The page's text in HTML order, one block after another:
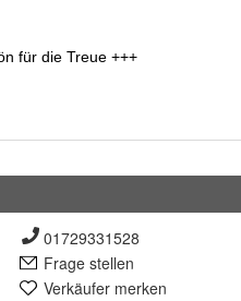
01729331528
Frage stellen
Verkäufer merken